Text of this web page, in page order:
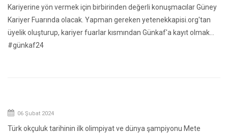
Kariyerine yön vermek için birbirinden değerli konuşmacılar Güney
Kariyer Fuarında olacak. Yapman gereken yetenekkapisi.org'tan
üyelik oluşturup, kariyer fuarlar kısmından Günkaf'a kayıt olmak…
#günkaf24
06 Şubat 2024
Türk okçuluk tarihinin ilk olimpiyat ve dünya şampiyonu Mete